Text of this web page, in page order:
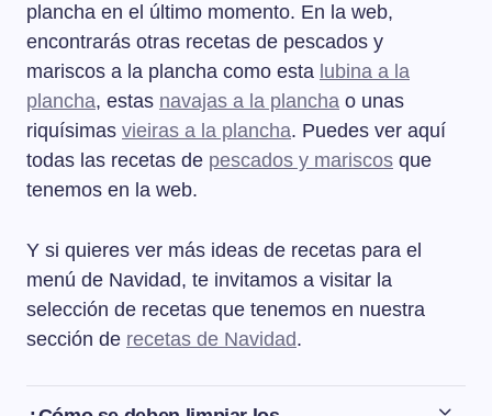
plancha en el último momento. En la web,
encontrarás otras recetas de pescados y
mariscos a la plancha como esta lubina a la
plancha, estas navajas a la plancha o unas
riquísimas vieiras a la plancha. Puedes ver aquí
todas las recetas de pescados y mariscos que
tenemos en la web.
Y si quieres ver más ideas de recetas para el
menú de Navidad, te invitamos a visitar la
selección de recetas que tenemos en nuestra
sección de recetas de Navidad.